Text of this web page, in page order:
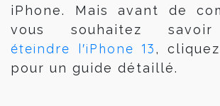
iPhone. Mais avant de
vous souhaitez
éteindre l'iPhone 13,
pour un guide détaillé.